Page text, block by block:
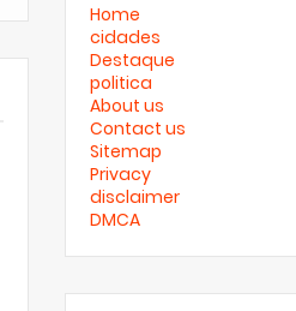
Home
cidades
Destaque
politica
About us
Contact us
Sitemap
Privacy
disclaimer
DMCA